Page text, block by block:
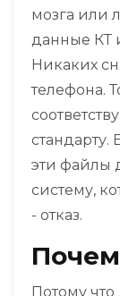
мозга или
данные КТ
Никаких
телефона.
стандарту.
эти файлы
систему,
- отказ.
Потому